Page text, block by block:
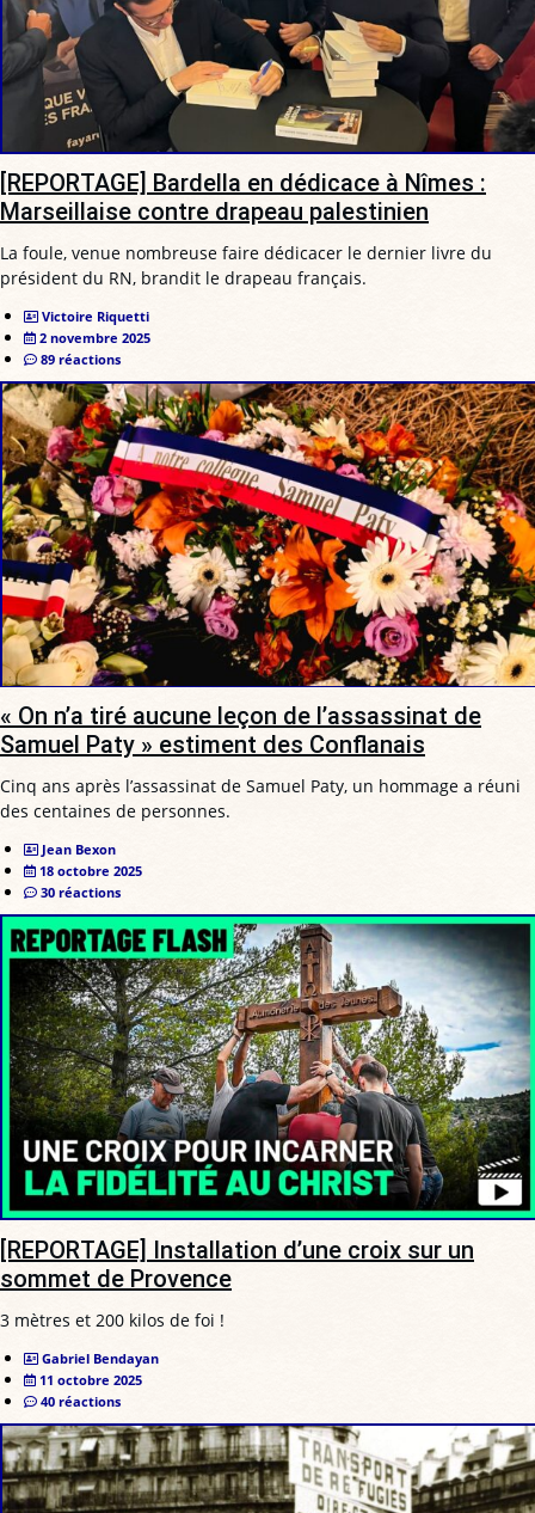
[REPORTAGE] Bardella en dédicace à Nîmes :
Marseillaise contre drapeau palestinien
La foule, venue nombreuse faire dédicacer le dernier livre du
président du RN, brandit le drapeau français.
Victoire Riquetti
2 novembre 2025
89 réactions
« On n’a tiré aucune leçon de l’assassinat de
Samuel Paty » estiment des Conflanais
Cinq ans après l’assassinat de Samuel Paty, un hommage a réuni
des centaines de personnes.
Jean Bexon
18 octobre 2025
30 réactions
[REPORTAGE] Installation d’une croix sur un
sommet de Provence
3 mètres et 200 kilos de foi !
Gabriel Bendayan
11 octobre 2025
40 réactions